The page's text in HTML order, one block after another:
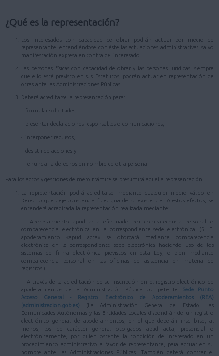
¿Qué es la representación?
Los interesados con capacidad de obrar podrán actuar por medio de
representante, entendiéndose con éste las actuaciones administrativas, salvo
manifestación expresa en contra del interesado.
Las personas físicas con capacidad de obrar y las personas jurídicas, siempre
que ello esté previsto en sus Estatutos, podrán actuar en representación de
otras ante las Administraciones Públicas.
Deberá acreditarse la representación para:
- formular solicitudes,
- presentar declaraciones responsables o comunicaciones,
- interponer recursos,
- desistir de acciones y
- renunciar a derechos en nombre de otra persona
Para los actos y gestiones de mero trámite se presumirá aquella representación.
La representación podrá acreditarse mediante cualquier medio válido en
Derecho que deje constancia fidedigna de su existencia. A estos efectos, se
entenderá acreditada la representación realizada mediante:
- Apoderamiento apud acta efectuado por comparecencia personal o
comparecencia electrónica en la correspondiente sede electrónica, (5. El
apoderamiento «apud acta» se otorgará mediante comparecencia
electrónica en la correspondiente sede electrónica haciendo uso de los
sistemas de firma electrónica previstos en esta Ley, o bien mediante
comparecencia personal en las oficinas de asistencia en materia de
registros.).
- A través de la acreditación de su inscripción en el registro electrónico de
apoderamientos de la Administración Pública competente.Sede Punto
Acceso General - Registro Electrónico de Apoderamientos (REA)
(administracion.gob.es)
(La Administración General del Estado, las
Comunidades Autónomas y las Entidades Locales dispondrán de un registro
electrónico general de apoderamientos, en el que deberán inscribirse, al
menos, los de carácter general otorgados apud acta, presencial o
electrónicamente, por quien ostente la condición de interesado en un
procedimiento administrativo a favor de representante, para actuar en su
nombre ante las Administraciones Públicas. También deberá constar el